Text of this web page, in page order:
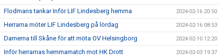
Flodmans tankar Inför LIF Lindesberg hemma 2024-02-16 20:50
Herrarna möter LIF Lindesberg på lördag 2024-02-16 08:53
Damerna till Skåne för att möta OV Helsingborg 2024-02-10 12:20
Inför herrarnas hemmamatch mot HK Drott 2024-02-03 19:37